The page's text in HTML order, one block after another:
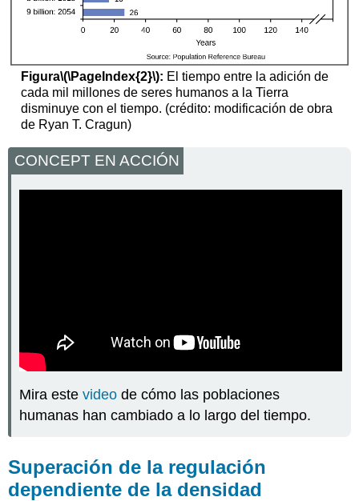
Figura\(\PageIndex{2}\): El tiempo entre la adición de
cada mil millones de seres humanos a la Tierra
disminuye con el tiempo. (crédito: modificación de obra
de Ryan T. Cragun)
CONCEPT EN ACCIÓN
Mira estevideo de cómo las poblaciones
humanas han cambiado a lo largo del tiempo.
Superación de la regulación
dependiente de la densidad